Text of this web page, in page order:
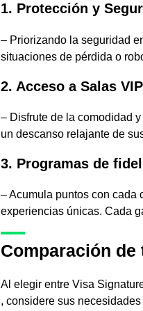
1. Protección y
– Priorizando la seguridad
situaciones de pérdida o
2. Acceso a Salas
– Disfrute de la comodidad
un descanso relajante de
3. Programas de
– Acumula puntos con cada
experiencias únicas. Cada
Comparación
Al elegir entre Visa
, considere sus